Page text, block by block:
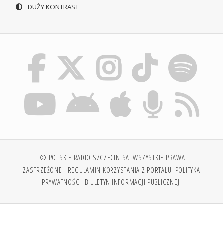
DUŻY KONTRAST
© POLSKIE RADIO SZCZECIN SA. WSZYSTKIE PRAWA
ZASTRZEŻONE. REGULAMIN KORZYSTANIA Z PORTALU POLITYKA
PRYWATNOŚCI BIULETYN INFORMACJI PUBLICZNEJ